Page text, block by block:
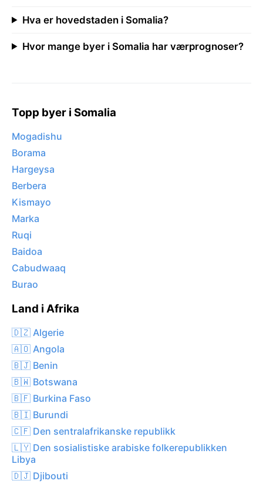
Hva er hovedstaden i Somalia?
Hvor mange byer i Somalia har værprognoser?
Topp byer i Somalia
Mogadishu
Borama
Hargeysa
Berbera
Kismayo
Marka
Ruqi
Baidoa
Cabudwaaq
Burao
Land i Afrika
🇩🇿 Algerie
🇦🇴 Angola
🇧🇯 Benin
🇧🇼 Botswana
🇧🇫 Burkina Faso
🇧🇮 Burundi
🇨🇫 Den sentralafrikanske republikk
🇱🇾 Den sosialistiske arabiske folkerepublikken
Libya
🇩🇯 Djibouti